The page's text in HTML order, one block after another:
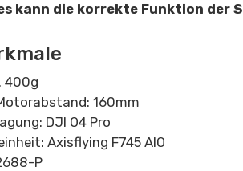
kann die korrekte Funktion der
400g
160mm
DJI O4 Pro
Axisflying F745 AIO
P